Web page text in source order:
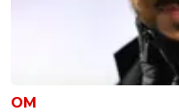
Les
rapatrier
+
OM